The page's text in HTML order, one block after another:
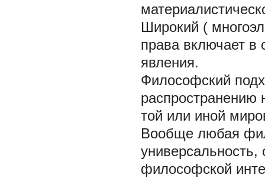
Широкий (
права включает в
явления.
Философский
распространению
той или иной
Вообще любая
философской